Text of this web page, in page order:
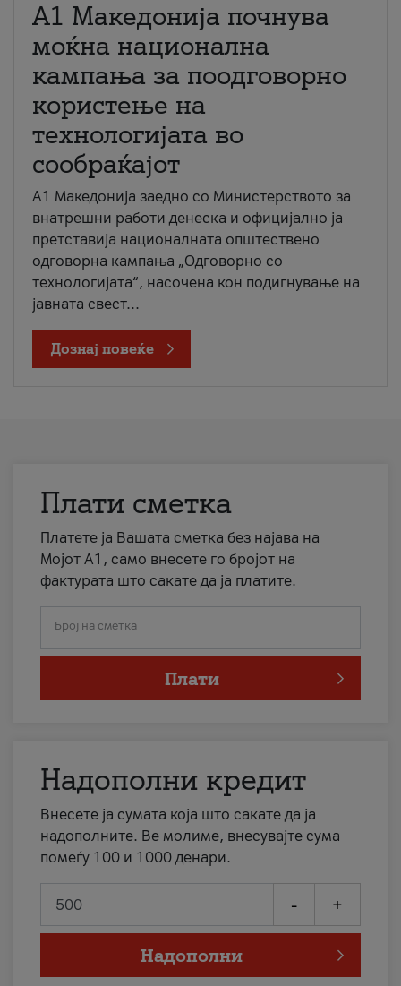
A1 Македонија почнува
моќна национална
кампања за поодговорно
користење на
технологијата во
сообраќајот
A1 Македонија заедно со Министерството за
внатрешни работи денеска и официјално ја
претставија националната општествено
одговорна кампања „Одговорно со
технологијата“, насочена кон подигнување на
јавната свест...
Дознај повеќе
Плати сметка
Платете ја Вашата сметка без најава на
Мојот А1, само внесете го бројот на
фактурата што сакате да ја платите.
Број на сметка
Плати
Надополни кредит
Внесете ја сумата која што сакате да ја
надополните. Ве молиме, внесувајте сума
помеѓу 100 и 1000 денари.
- +
Надополни